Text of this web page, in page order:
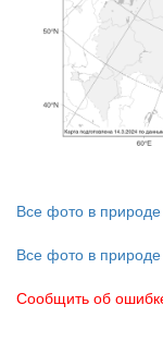
Все фото в природе
Все фото в природе
Сообщить об